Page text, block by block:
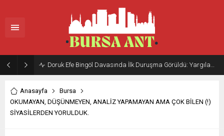
Doruk Efe Bingöl Davasında İlk Duruşma Görüldü: Yargılama 20 Ekim 2026’ya Ertelendi
Anasayfa
Bursa
OKUMAYAN, DÜŞÜNMEYEN, ANALİZ YAPAMAYAN AMA ÇOK BİLEN (!)
SİYASİLERDEN YORULDUK.